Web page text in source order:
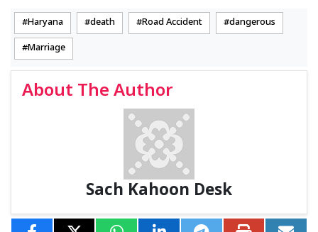
Haryana death Road Accident dangerous
Marriage
About The Author
Sach Kahoon Desk